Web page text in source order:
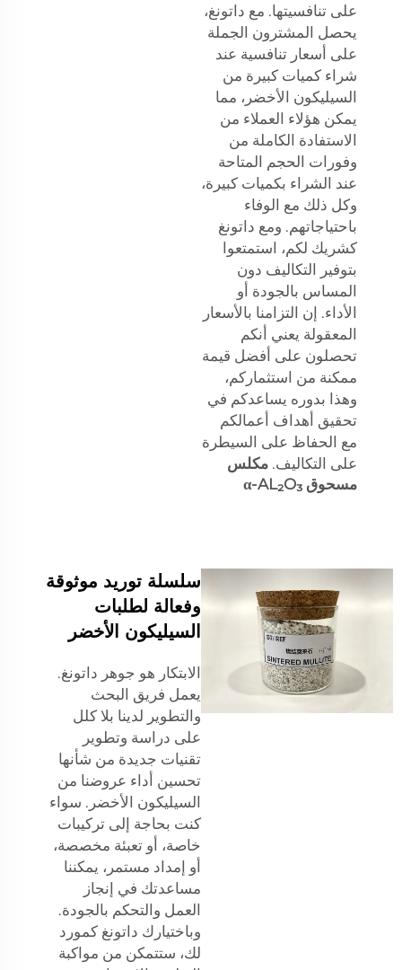
على تنافسيتها. مع داتونغ،
يحصل المشترون الجملة
على أسعار تنافسية عند
شراء كميات كبيرة من
السيليكون الأخضر، مما
يمكن هؤلاء العملاء من
الاستفادة الكاملة من
وفورات الحجم المتاحة
عند الشراء بكميات كبيرة،
وكل ذلك مع الوفاء
باحتياجاتهم. ومع داتونغ
كشريك لكم، استمتعوا
بتوفير التكاليف دون
المساس بالجودة أو
الأداء. إن التزامنا بالأسعار
المعقولة يعني أنكم
تحصلون على أفضل قيمة
ممكنة من استثماركم،
وهذا بدوره يساعدكم في
تحقيق أهداف أعمالكم
مع الحفاظ على السيطرة
على التكاليف. مكلس
مسحوق α-AL₂O₃
سلسلة توريد موثوقة
وفعالة لطلبات
السيليكون الأخضر
الابتكار هو جوهر داتونغ.
يعمل فريق البحث
والتطوير لدينا بلا كلل
على دراسة وتطوير
تقنيات جديدة من شأنها
تحسين أداء عروضنا من
السيليكون الأخضر. سواء
كنت بحاجة إلى تركيبات
خاصة، أو تعبئة مخصصة،
أو إمداد مستمر، يمكننا
مساعدتك في إنجاز
العمل والتحكم بالجودة.
وباختيارك داتونغ كمورد
لك، ستتمكن من مواكبة